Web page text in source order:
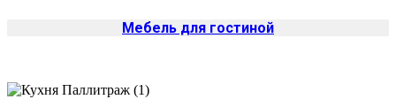
Мебель для гостиной